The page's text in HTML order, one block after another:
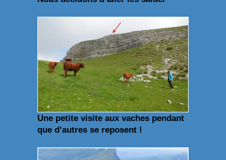
Une petite visite aux vaches pendant
que d’autres se reposent !